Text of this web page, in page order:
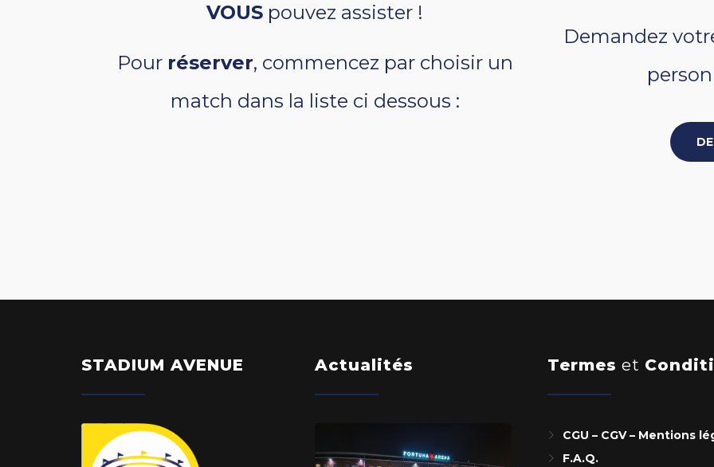
VOUS pouvez assister !
Pour réserver, commencez par choisir un
match dans la liste ci dessous :
Demandez
STADIUM AVENUE Actualités Termes et
CGU – CGV – Mentions
F.A.Q.